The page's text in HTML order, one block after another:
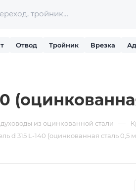
Отвод Тройник Врезка
из оцинкованной стали —
d 315 L-140 (оцинкованная сталь 0,5